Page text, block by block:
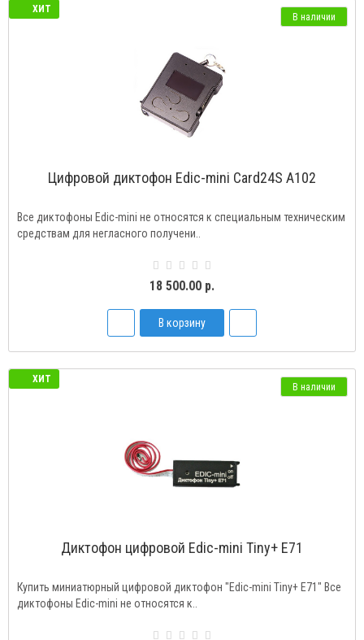
ХИТ
В наличии
Цифровой диктофон Edic-mini Card24S A102
Все диктофоны Edic-mini не относятся к специальным техническим
средствам для негласного получени..
18 500.00 р.
В корзину
ХИТ
В наличии
Диктофон цифровой Edic-mini Tiny+ E71
Купить миниатюрный цифровой диктофон "Edic-mini Tiny+ E71" Все
диктофоны Edic-mini не относятся к..